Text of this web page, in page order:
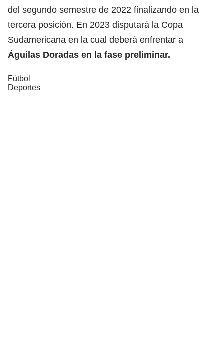
del segundo semestre de 2022 finalizando en la
tercera posición. En 2023 disputará la Copa
Sudamericana en la cual deberá enfrentar a
Águilas Doradas en la fase preliminar.
Fútbol
Deportes